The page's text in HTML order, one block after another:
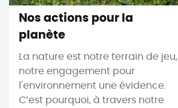
Nos actions pour la
planète
La nature est notre terrain de jeu,
notre engagement pour
l'environnement une évidence.
C’est pourquoi, à travers notre